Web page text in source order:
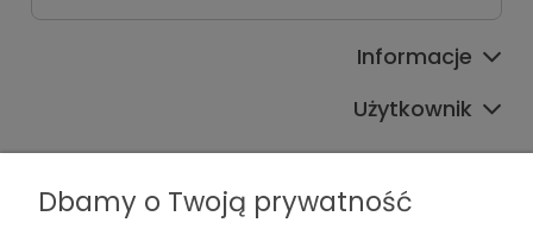
Informacje
Użytkownik
Pomoc
Oferta
Dbamy o Twoją prywatność